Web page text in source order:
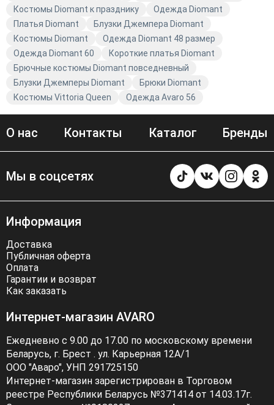
Костюмы Diomant к празднику
Одежда Diomant
Платья Diomant
Блузки Джемпера Diomant
Костюмы Diomant
Одежда Diomant 48 размер
Одежда Diomant 60
Короткие платья Diomant
Брючные костюмы Diomant повседневный
Блузки Джемперы Diomant
Брюки Diomant
Костюмы Vittoria Queen
Одежда Avaro 56
О нас Контакты Каталог Бренды
Мы в соцсетях
Информация
Доставка
Публичная оферта
Оплата
Гарантии и возврат
Как заказать
Интернет-магазин AVARO
Ежедневно с 9.00 до 17.00 по московскому времени
Беларусь, г. Брест . ул. Карьерная 12А/1
ООО "Аваро", УНП 291725150
Интернет-магазин зарегистрирован в Торговом
реестре Республики Беларусь №371414 от 14.03.17г.